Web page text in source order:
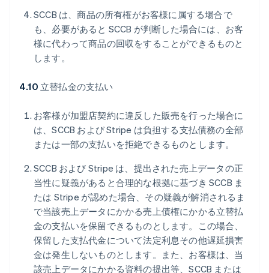
SCCB は、商品の所有権がお客様に属する場合で
も、必要があると SCCB が判断した場合には、お客
様に代わって商品の回収をすることができるものと
します。
4.10 立替払金の支払い
お客様が加盟店契約に違反した販売を行った場合に
は、SCCB および Stripe は負担する支払債務の全部
または一部の支払いを拒絶できるものとします。
SCCB および Stripe は、提出された売上データの正
当性に疑義があると合理的な根拠に基づき SCCB ま
たは Stripe が認めた場合、その疑義が解消されるま
で当該売上データにかかる売上債権にかかる立替払
金の支払いを保留できるものとします。この場合、
保留した支払代金について法定利息その他遅延損害
金は発生しないものとします。また、お客様は、当
該売上データにかかる資料の提出等、SCCB または